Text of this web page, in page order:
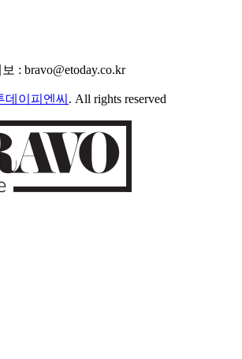
: bravo@etoday.co.kr
데이피엔씨 . All rights reserved